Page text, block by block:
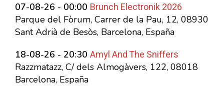
07-08-26 - 00:00 Brunch Electronik 2026
Parque del Fòrum, Carrer de la Pau, 12, 08930
Sant Adrià de Besòs, Barcelona, España
18-08-26 - 20:30 Amyl And The Sniffers
Razzmatazz, C/ dels Almogàvers, 122, 08018
Barcelona, España